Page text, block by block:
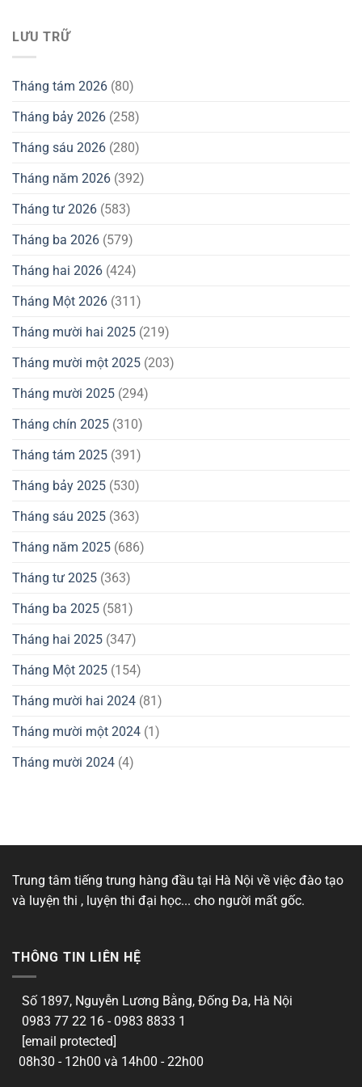
LƯU TRỮ
Tháng tám 2026 (80)
Tháng bảy 2026 (258)
Tháng sáu 2026 (280)
Tháng năm 2026 (392)
Tháng tư 2026 (583)
Tháng ba 2026 (579)
Tháng hai 2026 (424)
Tháng Một 2026 (311)
Tháng mười hai 2025 (219)
Tháng mười một 2025 (203)
Tháng mười 2025 (294)
Tháng chín 2025 (310)
Tháng tám 2025 (391)
Tháng bảy 2025 (530)
Tháng sáu 2025 (363)
Tháng năm 2025 (686)
Tháng tư 2025 (363)
Tháng ba 2025 (581)
Tháng hai 2025 (347)
Tháng Một 2025 (154)
Tháng mười hai 2024 (81)
Tháng mười một 2024 (1)
Tháng mười 2024 (4)
Trung tâm tiếng trung hàng đầu tại Hà Nội về việc đào tạo
và luyện thi , luyện thi đại học... cho người mất gốc.
THÔNG TIN LIÊN HỆ
Số 1897, Nguyễn Lương Bằng, Đống Đa, Hà Nội
0983 77 22 16 - 0983 8833 1
[email protected]
08h30 - 12h00 và 14h00 - 22h00